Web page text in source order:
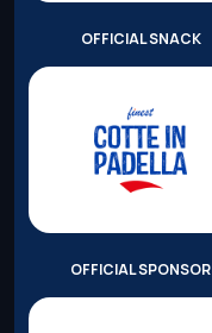
OFFICIAL SNACK
OFFICIAL SPONSOR